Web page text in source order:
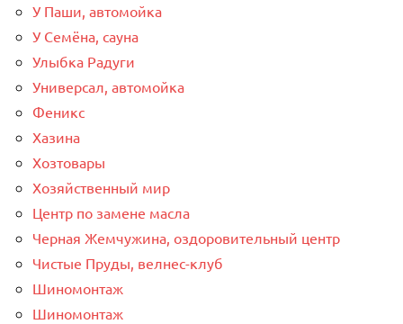
У Паши, автомойка
У Семёна, сауна
Улыбка Радуги
Универсал, автомойка
Феникс
Хазина
Хозтовары
Хозяйственный мир
Центр по замене масла
Черная Жемчужина, оздоровительный центр
Чистые Пруды, велнес-клуб
Шиномонтаж
Шиномонтаж